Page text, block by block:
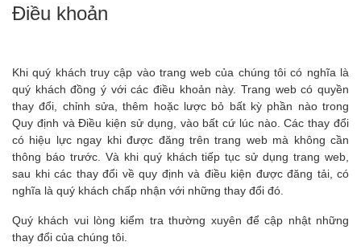
Điều khoản
Khi quý khách truy cập vào trang web của chúng tôi có nghĩa là
quý khách đồng ý với các điều khoản này. Trang web có quyền
thay đổi, chỉnh sửa, thêm hoặc lược bỏ bất kỳ phần nào trong
Quy định và Điều kiện sử dụng, vào bất cứ lúc nào. Các thay đổi
có hiệu lực ngay khi được đăng trên trang web mà không cần
thông báo trước. Và khi quý khách tiếp tục sử dụng trang web,
sau khi các thay đổi về quy định và điều kiện được đăng tải, có
nghĩa là quý khách chấp nhận với những thay đổi đó.
Quý khách vui lòng kiểm tra thường xuyên để cập nhật những
thay đổi của chúng tôi.